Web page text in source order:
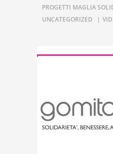
PROGETTI MAGLIA
UNCATEGORIZED